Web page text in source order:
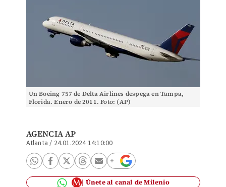
Un Boeing 757 de Delta Airlines despega en Tampa,
Florida. Enero de 2011. Foto: (AP)
AGENCIA AP
Atlanta / 24.01.2024 14:10:00
Únete al canal de Milenio